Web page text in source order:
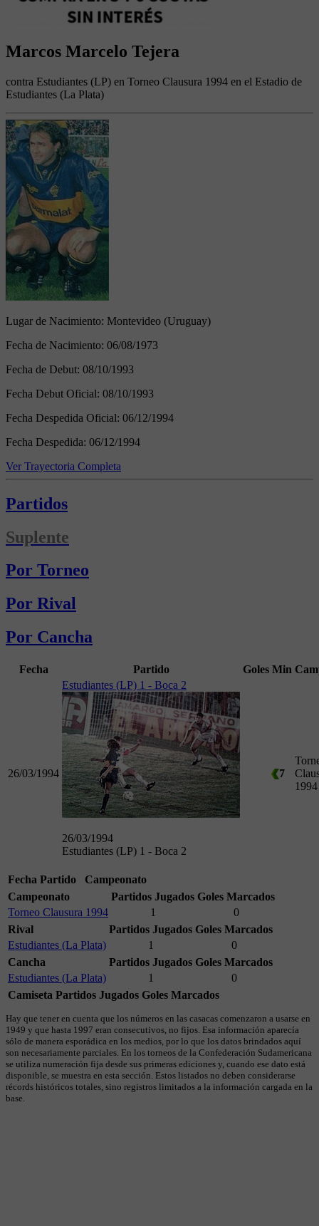
Marcos Marcelo Tejera
contra Estudiantes (LP) en Torneo Clausura 1994 en el Estadio de
Estudiantes (La Plata)
Lugar de Nacimiento: Montevideo (Uruguay)
Fecha de Nacimiento: 06/08/1973
Fecha de Debut: 08/10/1993
Fecha Debut Oficial: 08/10/1993
Fecha Despedida Oficial: 06/12/1994
Fecha Despedida: 06/12/1994
Ver Trayectoria Completa
Partidos
Suplente
Por Torneo
Por Rival
Por Cancha
Fecha Partido Goles Min
26/03/1994
Estudiantes (LP) 1 - Boca 2
26/03/1994
Estudiantes (LP) 1 - Boca 2
7
1994
Fecha Partido
Campeonato
Campeonato
Partidos Jugados Goles Marcados
Torneo Clausura 1994
1
0
Rival
Partidos Jugados Goles Marcados
Estudiantes (La Plata)
1
0
Cancha
Partidos Jugados Goles Marcados
Estudiantes (La Plata)
1
0
Camiseta Partidos Jugados Goles Marcados
Hay que tener en cuenta que los números en las casacas comenzaron a usarse en
1949 y que hasta 1997 eran consecutivos, no fijos. Esa información aparecía
sólo de manera esporádica en los medios, por lo que los datos brindados aquí
son necesariamente parciales. En los torneos de la Confederación Sudamericana
se utiliza numeración fija desde sus primeras ediciones y, cuando ese dato está
disponible, se muestra en esta sección. Estos listados no deben considerarse
récords históricos totales, sino registros limitados a la información cargada en la
base.